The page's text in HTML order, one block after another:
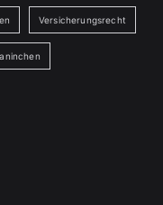
Versicherungsrecht